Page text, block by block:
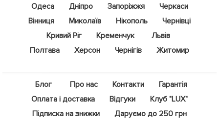
Одеса
Дніпро Запоріжжя
Черкаси
Вінниця
Миколаїв Нікополь
Чернівці
Кривий Ріг
Кременчук
Львів
Полтава
Херсон Чернігів Житомир
Блог Про нас Контакти
Гарантія
Оплата і доставка
Відгуки
Клуб "LUX"
Підписка на знижки
Даруємо до 250 грн